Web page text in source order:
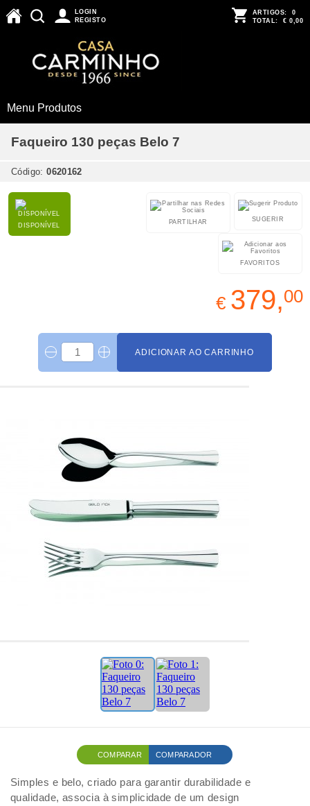
LOGIN
REGISTO
ARTIGOS: 0
TOTAL: € 0,00
Menu Produtos
Faqueiro 130 peças Belo 7
Código:0620162
DISPONÍVEL
SUGERIR
PARTILHAR
FAVORITOS
€ 379,00
ADICIONAR AO CARRINHO
COMPARAR COMPARADOR
Simples e belo, criado para garantir durabilidade e
qualidade, associa à simplicidade de um design